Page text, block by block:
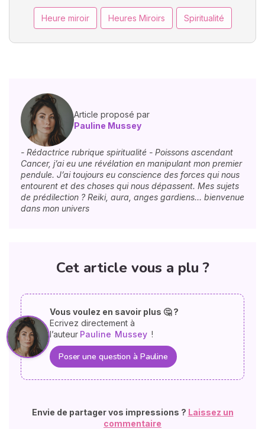
Heure miroir Heures Miroirs Spiritualité
Article proposé par
Pauline Mussey
- Rédactrice rubrique spiritualité - Poissons ascendant
Cancer, j’ai eu une révélation en manipulant mon premier
pendule. J’ai toujours eu conscience des forces qui nous
entourent et des choses qui nous dépassent. Mes sujets
de prédilection ? Reiki, aura, anges gardiens… bienvenue
dans mon univers
Cet article vous a plu ?
Vous voulez en savoir plus 🤔 ?
Ecrivez directement à
l’auteur Pauline Mussey !
Poser une question à Pauline
Envie de partager vos impressions ? Laissez un
commentaire